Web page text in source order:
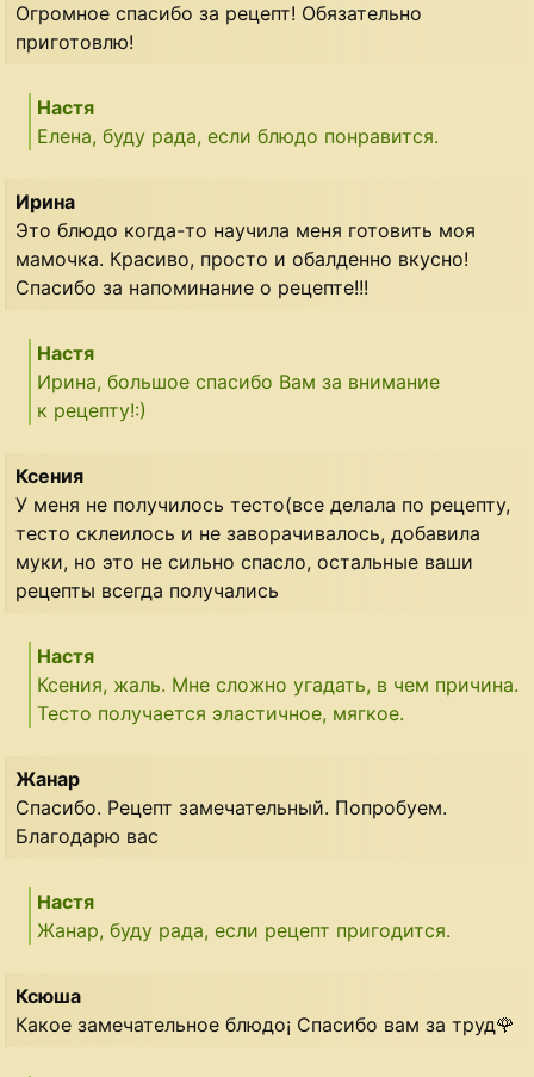
Огромное спасибо за рецепт! Обязательно
приготовлю!
Настя
Елена, буду рада, если блюдо понравится.
Ирина
Это блюдо когда-то научила меня готовить моя
мамочка. Красиво, просто и обалденно вкусно!
Спасибо за напоминание о рецепте!!!
Настя
Ирина, большое спасибо Вам за внимание
к рецепту!:)
Ксения
У меня не получилось тесто(все делала по рецепту,
тесто склеилось и не заворачивалось, добавила
муки, но это не сильно спасло, остальные ваши
рецепты всегда получались
Настя
Ксения, жаль. Мне сложно угадать, в чем причина.
Тесто получается эластичное, мягкое.
Жанар
Спасибо. Рецепт замечательный. Попробуем.
Благодарю вас
Настя
Жанар, буду рада, если рецепт пригодится.
Ксюша
Какое замечательное блюдо¡ Спасибо вам за труд🌹